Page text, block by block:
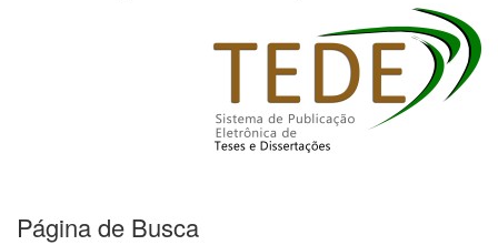
Página de Busca